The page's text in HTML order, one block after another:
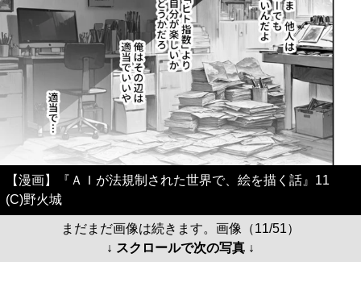
【漫画】『ＡＩが法規制された世界で、絵を描く話』11
(C)野火城
まだまだ画像は続きます。画像（11/51）
↓ スクロールで次の写真 ↓